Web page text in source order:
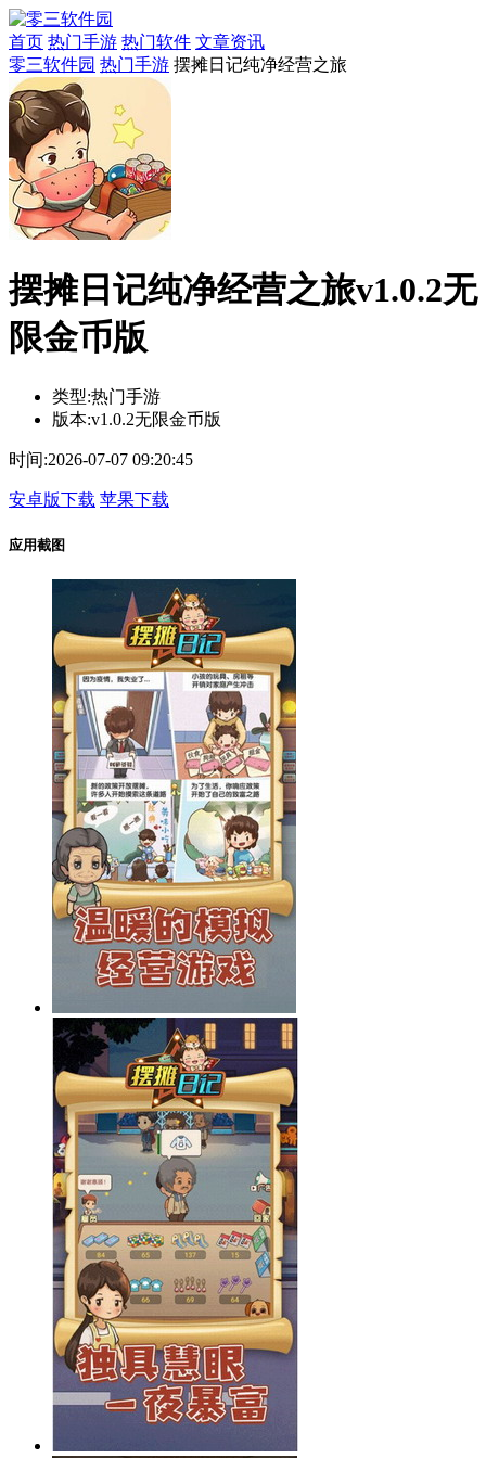
首页 热门手游 热门软件 文章资讯
零三软件园 热门手游 摆摊日记纯净经营之旅
摆摊日记纯净经营之旅v1.0.2无
限金币版
类型:热门手游
版本:v1.0.2无限金币版
时间:2026-07-07 09:20:45
安卓版下载 苹果下载
应用截图